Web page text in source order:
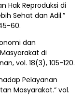
Hak Reproduksi di
Sehat dan Adil.”
60.
dan
di
vol. 18(3), 105-120.
Pelayanan
Masyarakat.” vol.